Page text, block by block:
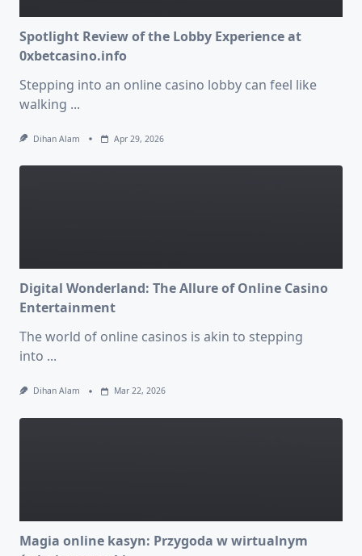
Spotlight Review of the Lobby Experience at
0xbetcasino.info
Stepping into an online casino lobby can feel like
walking ...
Dihan Alam Apr 29, 2026
Digital Wonderland: The Allure of Online Casino
Entertainment
The world of online casinos is akin to stepping
into ...
Dihan Alam Mar 22, 2026
Magia online kasyn: Przygoda w wirtualnym